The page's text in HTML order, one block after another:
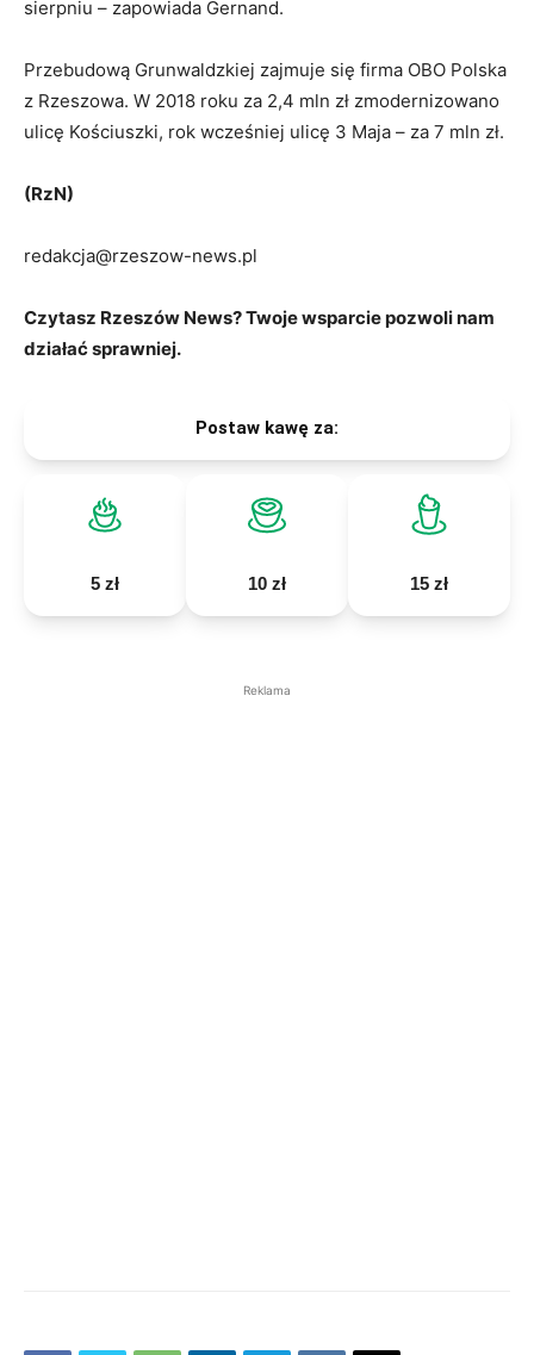
sierpniu – zapowiada Gernand.
Przebudową Grunwaldzkiej zajmuje się firma OBO Polska
z Rzeszowa. W 2018 roku za 2,4 mln zł zmodernizowano
ulicę Kościuszki, rok wcześniej ulicę 3 Maja – za 7 mln zł.
(RzN)
redakcja@rzeszow-news.pl
Czytasz Rzeszów News? Twoje wsparcie pozwoli nam
działać sprawniej.
Postaw kawę za:
5 zł 10 zł 15 zł
Reklama